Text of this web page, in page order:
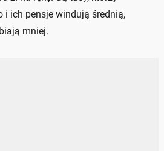
i ich pensje windują średnią,
mniej.